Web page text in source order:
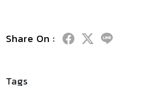
Share On :
Tags